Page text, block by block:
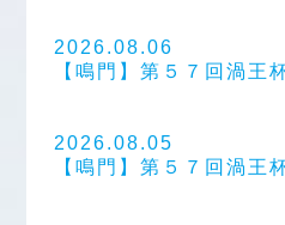
2026.08.06
【鳴門】第５７回渦王
2026.08.05
【鳴門】第５７回渦王